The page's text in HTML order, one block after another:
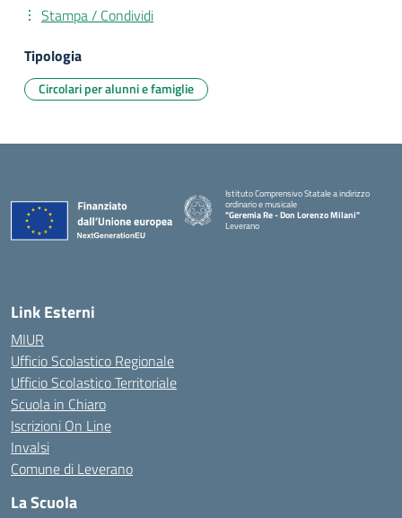
Stampa / Condividi
Tipologia
Circolari per alunni e famiglie
Istituto Comprensivo Statale a indirizzo
ordinario e musicale
"Geremia Re - Don Lorenzo Milani"
Leverano
Link Esterni
MIUR
Ufficio Scolastico Regionale
Ufficio Scolastico Territoriale
Scuola in Chiaro
Iscrizioni On Line
Invalsi
Comune di Leverano
La Scuola